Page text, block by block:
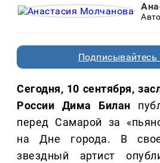
Подписывайтесь
Сегодня, 10 сентября,
России Дима Билан
перед Самарой за
на Дне города. В
звездный артист